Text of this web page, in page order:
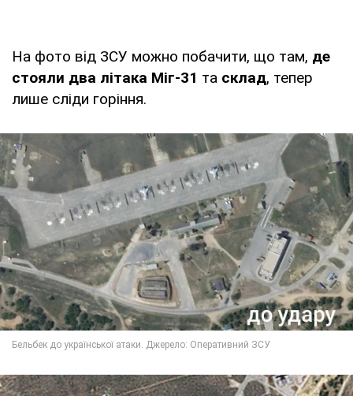
На фото від ЗСУ можно побачити, що там, де
стояли два літака Міг-31 та склад, тепер
лише сліди горіння.